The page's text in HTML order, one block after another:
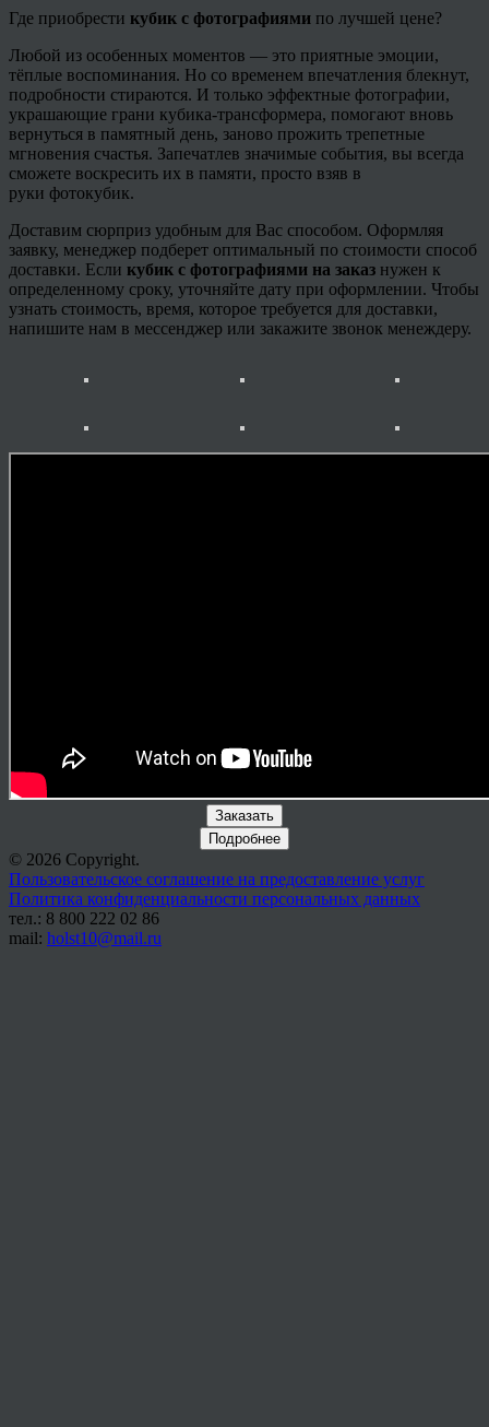
Где приобрести кубик с фотографиями по лучшей цене?
Любой из особенных моментов — это приятные эмоции,
тёплые воспоминания. Но со временем впечатления блекнут,
подробности стираются. И только эффектные фотографии,
украшающие грани кубика-трансформера, помогают вновь
вернуться в памятный день, заново прожить трепетные
мгновения счастья. Запечатлев значимые события, вы всегда
сможете воскресить их в памяти, просто взяв в
руки фотокубик.
Доставим сюрприз удобным для Вас способом. Оформляя
заявку, менеджер подберет оптимальный по стоимости способ
доставки. Если кубик с фотографиями на заказ нужен к
определенному сроку, уточняйте дату при оформлении. Чтобы
узнать стоимость, время, которое требуется для доставки,
напишите нам в мессенджер или закажите звонок менеждеру.
Заказать
Подробнее
© 2026 Copyright.
Пользовательское соглашение на предоставление услуг
Политика конфиденциальности персональных данных
тел.: 8 800 222 02 86
mail: holst10@mail.ru